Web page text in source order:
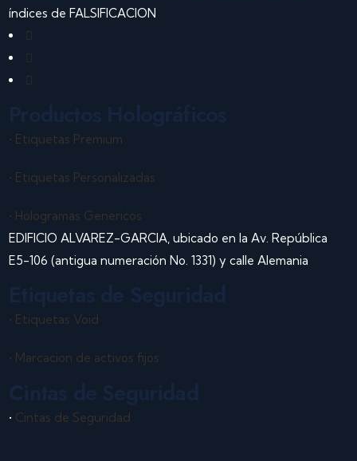
índices de FALSIFICACION
• Etiquetas Premium
• Etiquetas Personalizadas
• Hologramas Genericos
EDIFICIO ALVAREZ-GARCIA, ubicado en la Av. República
E5-106 (antigua numeración No. 1331) y calle Alemania
• Etiquetas Void
• Marcacion de activos fijos
• Cintas de Seguridad